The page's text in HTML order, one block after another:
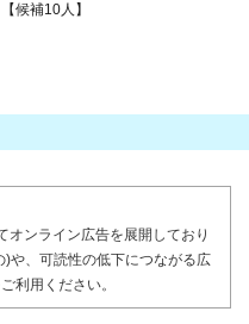
【候補10人】
オンライン広告を展開しており
や、可読性の低下につながる広
利用ください。